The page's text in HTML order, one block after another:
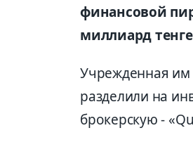
финансовой
миллиард
Учрежденная им
разделили на
брокерскую -